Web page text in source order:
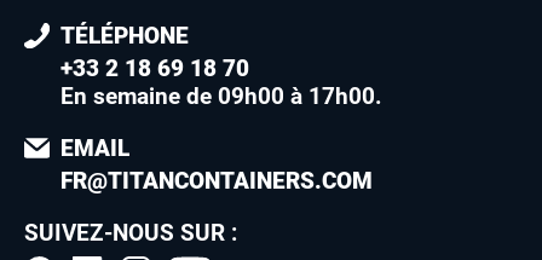
TÉLÉPHONE
+33 2 18 69 18 70
En semaine de 09h00 à 17h00.
EMAIL
FR@TITANCONTAINERS.COM
SUIVEZ-NOUS SUR :